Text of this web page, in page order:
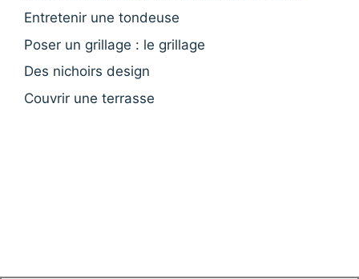
Entretenir une tondeuse
Poser un grillage : le grillage
Des nichoirs design
Couvrir une terrasse